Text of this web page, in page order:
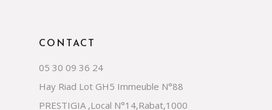
CONTACT
05 30 09 36 24
Hay Riad Lot GH5 Immeuble N°88
PRESTIGIA ,Local N°14,Rabat,1000